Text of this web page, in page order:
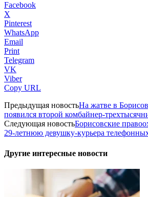
Facebook
X
Pinterest
WhatsApp
Email
Print
Telegram
VK
Viber
Copy URL
Предыдущая новостьНа жатве в
появился второй комбайнер-
Следующая новостьБорисовские
29-летнюю девушку-курьера
Другие интересные новости